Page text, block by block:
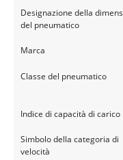
Designazione della
del pneumatico
Marca
Classe del pneumatico
Indice di capacità di carico
Simbolo della categoria di
velocità